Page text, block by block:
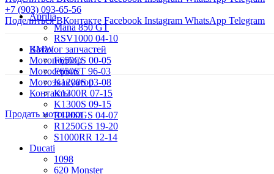
+7 (903) 093-65-56
Поделиться ВКонтакте Facebook Instagram WhatsApp Telegram
Aprilia
Mana 850 GT
RSV1000 04-10
BMW
F650CS 00-05
F650ST 96-03
K1200S 03-08
K1300R 07-15
K1300S 09-15
R1200GS 04-07
R1250GS 19-20
S1000RR 12-14
Ducati
1098
620 Monster
Каталог запчастей
Мотоподбор
Мотосервис
Мотоэвакуатор
Контакты
Продать мотоцикл